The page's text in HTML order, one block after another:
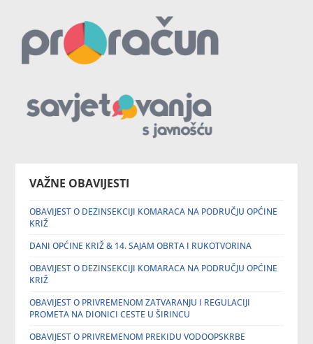
VAŽNE OBAVIJESTI
OBAVIJEST O DEZINSEKCIJI KOMARACA NA PODRUČJU OPĆINE
KRIŽ
DANI OPĆINE KRIŽ & 14. SAJAM OBRTA I RUKOTVORINA
OBAVIJEST O DEZINSEKCIJI KOMARACA NA PODRUČJU OPĆINE
KRIŽ
OBAVIJEST O PRIVREMENOM ZATVARANJU I REGULACIJI
PROMETA NA DIONICI CESTE U ŠIRINCU
OBAVIJEST O PRIVREMENOM PREKIDU VODOOPSKRBE